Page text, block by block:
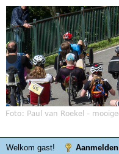
Welkom gast! Aanmelden